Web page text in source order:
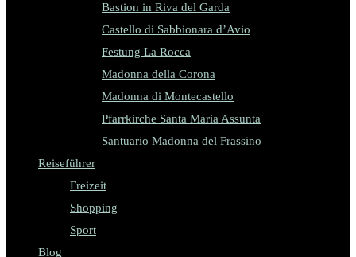
Bastion in Riva del Garda
Castello di Sabbionara d’Avio
Festung La Rocca
Madonna della Corona
Madonna di Montecastello
Pfarrkirche Santa Maria Assunta
Santuario Madonna del Frassino
Reiseführer
Freizeit
Shopping
Sport
Blog